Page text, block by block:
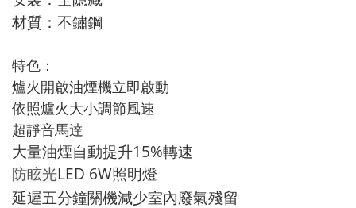
材質：不鏽鋼
特色：
爐火開啟油煙機立即啟動
依照爐火大小調節風速
超靜音馬達
大量油煙自動提升15%轉速
防眩光LED 6W照明燈
延遲五分鐘關機減少室內廢氣殘留